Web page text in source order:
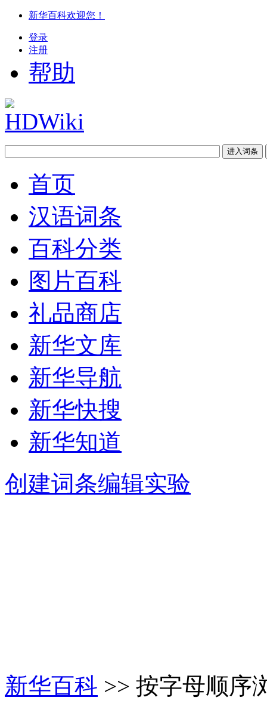
新华百科欢迎您！
登录
注册
帮助
首页
汉语词条
百科分类
图片百科
礼品商店
新华文库
新华导航
新华快搜
新华知道
创建词条编辑实验
新华百科 >> 按字母顺序